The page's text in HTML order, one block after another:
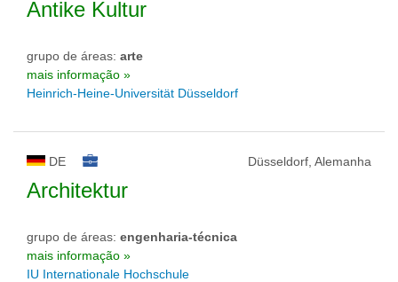
Antike Kultur
grupo de áreas: arte
mais informação »
Heinrich-Heine-Universität Düsseldorf
DE Düsseldorf, Alemanha
Architektur
grupo de áreas: engenharia-técnica
mais informação »
IU Internationale Hochschule